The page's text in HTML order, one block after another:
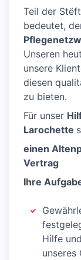
Teil der
bedeutet,
Unseren
unsere
diesen
zu bieten.
Für unser
Larochette
einen
Vertrag
Ihre
Hilfe
unseres